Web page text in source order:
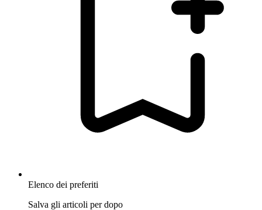
Elenco dei preferiti
Salva gli articoli per dopo